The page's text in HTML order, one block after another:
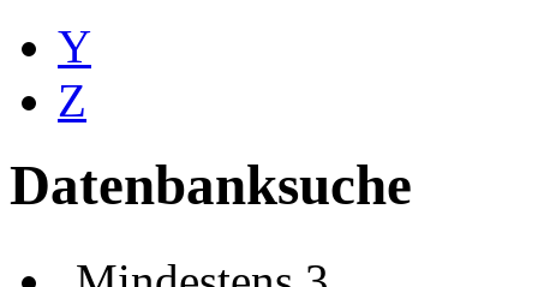
Y
Z
Datenbanksuche